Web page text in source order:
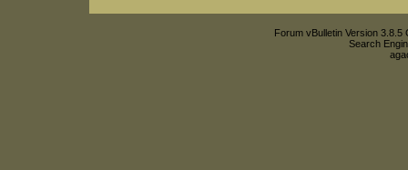
Forum vBulletin Version
Search